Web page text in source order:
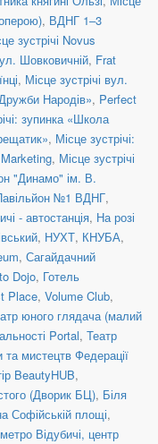
, ВДНГ 1–3
зустрічі Novus
Шовковичній, Frat
, Місце зустрічі вул.
Народів», Perfect
зупинка «Школа
, Місце зустрічі:
, Місце зустрічі
"Динамо" ім. В.
№1 ВДНГ,
- автостанція, На розі
, НУХТ, КНУБА,
, Сагайдачний
Dojo, Готель
Place, Volume Club,
юного глядача (малий
Portal, Театр
мистецтв Федерації
BeautyHUB,
(Дворик БЦ), Біля
Софійській площі,
Відубичі, центр